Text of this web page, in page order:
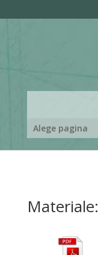
Alege pagina
Materiale: